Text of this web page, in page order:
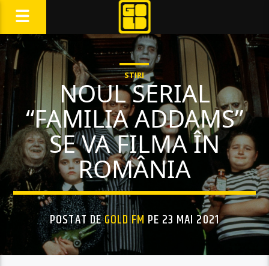
STIRI
NOUL SERIAL
“FAMILIA ADDAMS”
SE VA FILMA ÎN
ROMÂNIA
POSTAT DEGOLD FM PE 23 MAI 2021